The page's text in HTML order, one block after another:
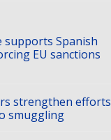
supports Spanish
EU sanctions
strengthen efforts
smuggling